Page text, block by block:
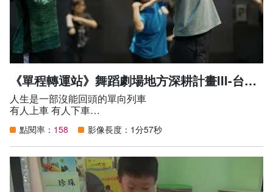
2020台江文化季
2019台江文化季 —開幕季活動
2017台江文化季
相關連結
無障礙專區
大事紀
組織職掌
台江內海及其庄社
大廟興學
台江文化季
周邊場館組織
國立台江國家公園
國立臺灣歷史博物館
《單程轉運站》舞蹈劇場地方深耕計畫III-台語詩舞篇_短版宣傳片
人生是一部沒能回頭的單向列車
有人上車 有人下車
喜怒哀樂 過日如梭
無常＝日常 日常 ≠ 順常
車裡車外 景象如幻
終點倒數 戲夢人生。
點閱率： 158 影像長度：1分57秒